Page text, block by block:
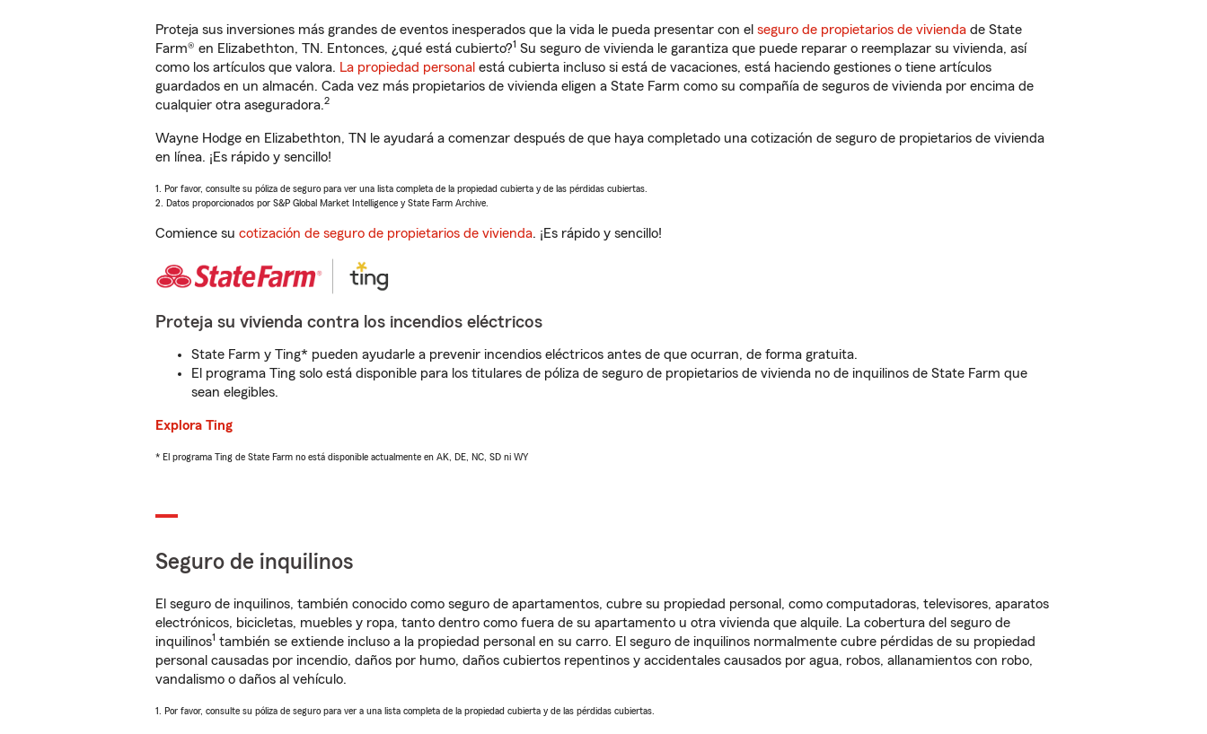
Proteja sus inversiones más grandes de eventos inesperados que la vida le pueda presentar con el seguro de propietarios de vivienda de State
Farm® en Elizabethton, TN. Entonces, ¿qué está cubierto?1 Su seguro de vivienda le garantiza que puede reparar o reemplazar su vivienda, así
como los artículos que valora. La propiedad personal está cubierta incluso si está de vacaciones, está haciendo gestiones o tiene artículos
guardados en un almacén. Cada vez más propietarios de vivienda eligen a State Farm como su compañía de seguros de vivienda por encima de
cualquier otra aseguradora.2
Wayne Hodge en Elizabethton, TN le ayudará a comenzar después de que haya completado una cotización de seguro de propietarios de vivienda
en línea. ¡Es rápido y sencillo!
1. Por favor, consulte su póliza de seguro para ver una lista completa de la propiedad cubierta y de las pérdidas cubiertas.
2. Datos proporcionados por S&P Global Market Intelligence y State Farm Archive.
Comience su cotización de seguro de propietarios de vivienda. ¡Es rápido y sencillo!
Proteja su vivienda contra los incendios eléctricos
State Farm y Ting* pueden ayudarle a prevenir incendios eléctricos antes de que ocurran, de forma gratuita.
El programa Ting solo está disponible para los titulares de póliza de seguro de propietarios de vivienda no de inquilinos de State Farm que
sean elegibles.
Explora Ting
* El programa Ting de State Farm no está disponible actualmente en AK, DE, NC, SD ni WY
Seguro de inquilinos
El seguro de inquilinos, también conocido como seguro de apartamentos, cubre su propiedad personal, como computadoras, televisores, aparatos
electrónicos, bicicletas, muebles y ropa, tanto dentro como fuera de su apartamento u otra vivienda que alquile. La cobertura del seguro de
inquilinos1 también se extiende incluso a la propiedad personal en su carro. El seguro de inquilinos normalmente cubre pérdidas de su propiedad
personal causadas por incendio, daños por humo, daños cubiertos repentinos y accidentales causados por agua, robos, allanamientos con robo,
vandalismo o daños al vehículo.
1. Por favor, consulte su póliza de seguro para ver a una lista completa de la propiedad cubierta y de las pérdidas cubiertas.